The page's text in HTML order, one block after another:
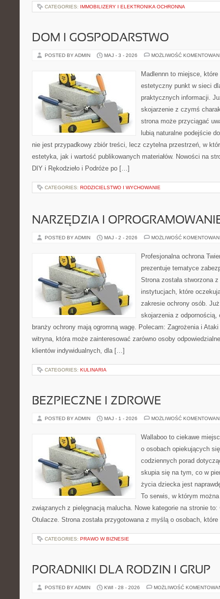
CATEGORIES: IMMOBILIZERY I ELEKTRONIKA OCHRONNA
DOM I GOSPODARSTWO
POSTED BY ADMIN MAJ - 3 - 2026 MOŻLIWOŚĆ
Madlennn to miejsce,
estetyczny punkt w sieci
praktycznych informacji.
skojarzenie z czymś
strona może przyciągać
lubią naturalne podejście
nie jest przypadkowy zbiór treści, lecz czytelna przestrzeń, w
estetyka, jak i wartość publikowanych materiałów. Nowości na
DIY i Rękodzieło i Podróże po […]
CATEGORIES: RODZICIELSTWO I WYCHOWANIE
NARZĘDZIA I
POSTED BY ADMIN MAJ - 2 - 2026 MOŻLIWOŚĆ
Profesjonalna ochrona
prezentuje tematyce
Strona została stworzona
instytucjach, które
zakresie ochrony osób.
skojarzenia z
branży ochrony mają ogromną wagę. Polecam: Zagrożenia i
witryna, która może zainteresować zarówno osoby
klientów indywidualnych, dla […]
CATEGORIES: KULINARIA
BEZPIECZNE I ZDROWE
POSTED BY ADMIN MAJ - 1 - 2026 MOŻLIWOŚĆ
Wallaboo to ciekawe
o osobach opiekujących
codziennych porad
skupia się na tym, co w
życia dziecka jest
To serwis, w którym
związanych z pielęgnacją malucha. Nowe kategorie na stronie
Otulacze. Strona została przygotowana z myślą o osobach,
CATEGORIES: PRAWO W BIZNESIE
PORADNIKI DLA RODZIN I GRUP
POSTED BY ADMIN KWI - 28 - 2026 MOŻLIWOŚĆ